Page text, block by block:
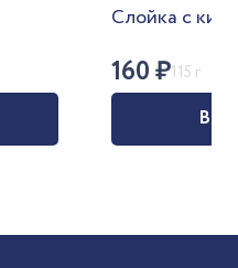
Слойка с
160₽115 г
В